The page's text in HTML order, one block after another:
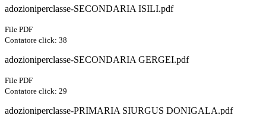
adozioniperclasse-SECONDARIA ISILI.pdf
File PDF
Contatore click: 38
adozioniperclasse-SECONDARIA GERGEI.pdf
File PDF
Contatore click: 29
adozioniperclasse-PRIMARIA SIURGUS DONIGALA.pdf